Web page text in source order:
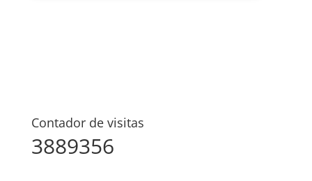
Contador de visitas
3889356